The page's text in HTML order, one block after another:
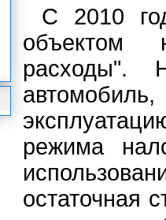
С 2010
объектом
расходы".
режима
остаточная